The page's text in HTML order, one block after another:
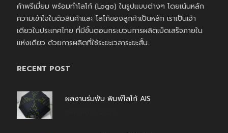
ค้าพรีเมี่ยม พร้อมทำโลโก้ (Logo) ในรูปแบบต่างๆ โดยเน้นหลัก
ความเข้าใจในตัวสินค้าและ โลโก้ของลูกค้าเป็นหลัก เราเป็นเจ้า
เดียวในประเทศไทย ที่มีขั้นตอนกระบวนการผลิตเบ็ดเสร็จภายใน
แห่งเดียว ด้วยการผลิตที่ใช้ระยะเวลาระยะสั้น..
RECENT POST
ผลงานร่มพับ พิมพ์โลโก้ AIS